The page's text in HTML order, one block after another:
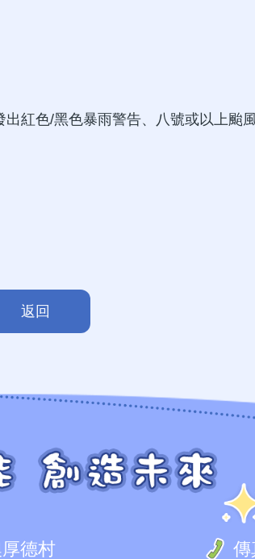
紅色/黑色暴雨警告、八號或以上颱
返回
德村 傳